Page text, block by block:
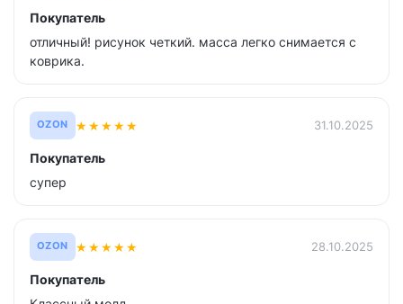
Покупатель
отличный! рисунок четкий. масса легко снимается с
коврика.
OZON ★★★★★ 31.10.2025
Покупатель
супер
OZON ★★★★★ 28.10.2025
Покупатель